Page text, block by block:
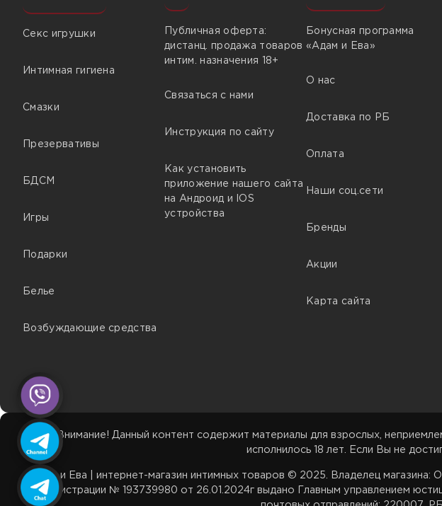
Секс игрушки
Интимная гигиена
Смазки
Презервативы
БДСМ
Игры
Подарки
Белье
Возбуждающие средства
Публичная оферта:
дистанц. продажа товаров
интим. назначения 18+
Связаться с нами
Инструкция по сайту
Как установить
приложение нашего сайта
на Андроид и IOS
устройства
Бонусная программа
«Адам и Ева»
О нас
Доставка по РБ
Оплата
Наши соц.сети
Бренды
Акции
Карта сайта
Внимание! Данный контент содержит материалы для взрослых,
исполнилось 18 лет. Если Вы не
Адам и Ева | интернет-магазин интимных товаров © 2025. Владелец
регистрации № 193739980 от 26.01.2024г выдано Главным управлением